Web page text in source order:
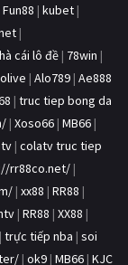
Fun88 | kubet |
|
cái lô đề | 78win |
| Alo789 | Ae888
| truc tiep bong da
| Xoso66 | MB66 |
| colatv truc tiep
rr88co.net/ |
| xx88 | RR88 |
| RR88 | XX88 |
| trực tiếp nba | soi
| ok9 | MB66 | KJC